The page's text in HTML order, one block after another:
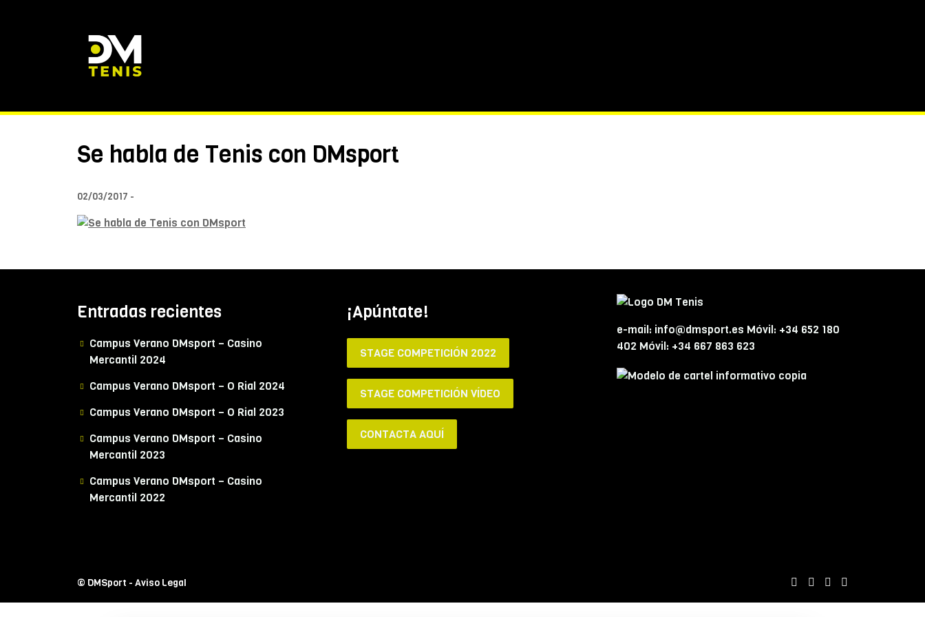
Se habla de Tenis con DMsport
02/03/2017
Entradas recientes
Campus Verano DMsport – Casino
Mercantil 2024
Campus Verano DMsport – O Rial 2024
Campus Verano DMsport – O Rial 2023
Campus Verano DMsport – Casino
Mercantil 2023
Campus Verano DMsport – Casino
Mercantil 2022
¡Apúntate!
STAGE COMPETICIÓN 2022
STAGE COMPETICIÓN VÍDEO
CONTACTA AQUÍ
e-mail: info@dmsport.es Móvil: +34 652 180
402 Móvil: +34 667 863 623
© DMSport - Aviso Legal